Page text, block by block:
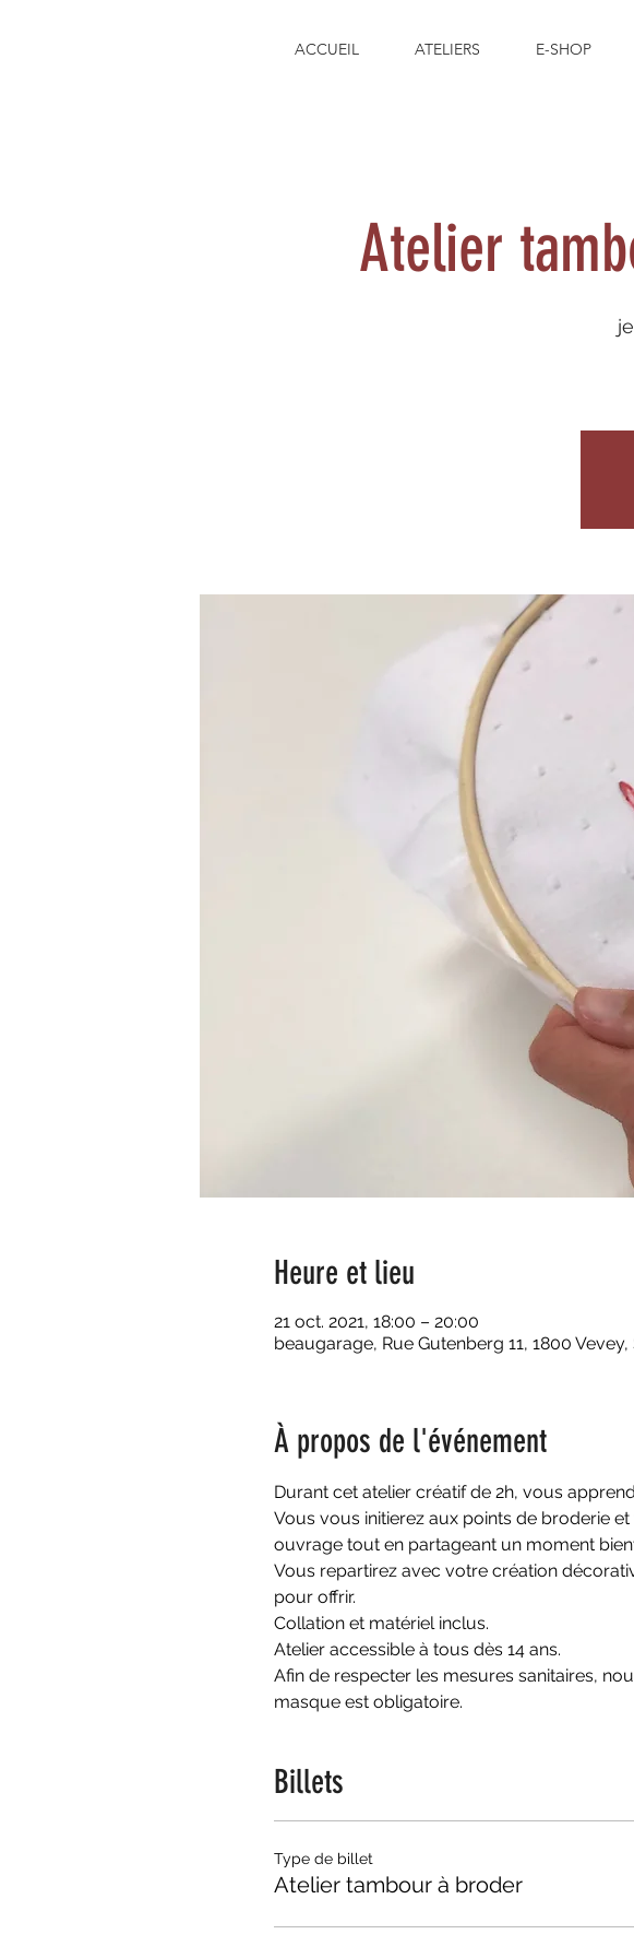
ACCUEIL ATELIERS E-SHOP
Atelier
Heure et lieu
21 oct. 2021, 18:00 – 20:00
beaugarage, Rue Gutenberg 11, 1800 Vevey,
À propos de l'événement
Durant cet atelier créatif de 2h, vous
Vous vous initierez aux points de broderie
ouvrage tout en partageant un moment
Vous repartirez avec votre création
pour offrir.
Collation et matériel inclus.
Atelier accessible à tous dès 14 ans.
Afin de respecter les mesures sanitaires,
masque est obligatoire.
Billets
Type de billet
Atelier tambour à broder